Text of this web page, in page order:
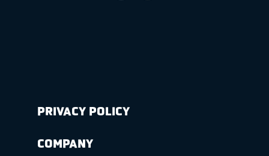
PRIVACY POLICY
COMPANY